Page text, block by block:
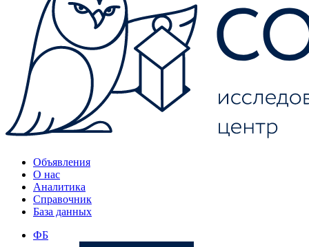
Объявления
О нас
Аналитика
Справочник
База данных
ФБ